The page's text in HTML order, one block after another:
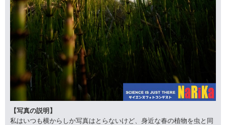
【写真の説明】
私はいつも横からしか写真はとらないけど、身近な春の植物を虫と同